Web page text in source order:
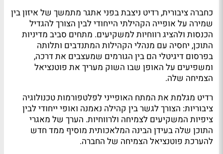
כחברה ציבורית, רדיט ניצבת בפני אתגר מתמשך של איזון בין
שמירה על אופייה הקהילתי הייחודי לבין הצורך להגדיל
הכנסות ולהציג רווחיות למשקיעים. מתחים סביב מדיניות
התוכן, יחסיה עם מנהלי הקהילות המתנדבים ותלותה
בפרסום דיגיטלי הם בין הגורמים שמעצבים את דרכה,
ומשפיעים על האופן שבו השוק מעריך את פוטנציאל
הצמיחה שלה.
רדיט מגלמת את המתח האופייני לפלטפורמות טכנולוגיה
ציבוריות: הצורך לגשר בין קהילה נאמנה ואופי ייחודי לבין
ציפיות המשקיעים לצמיחה ולרווחיות. הערך של מאגרי
התוכן שלה בעידן הבינה המלאכותית מוסיף ממד חדש
להערכת פוטנציאל הצמיחה של החברה.